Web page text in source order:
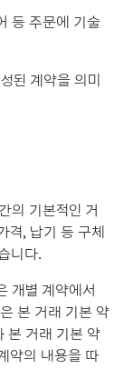
등 주문에 기술
된 계약을 의미
의 기본적인 거
격, 납기 등 구체
니다.
개별 계약에서
본 거래 기본 약
본 거래 기본 약
약의 내용을 따